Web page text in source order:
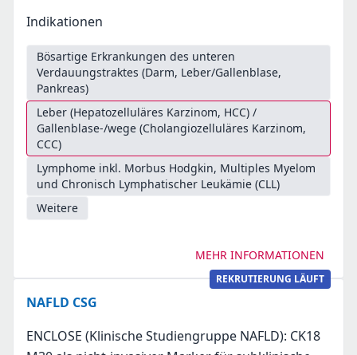
Indikationen
Bösartige Erkrankungen des unteren
Verdauungstraktes (Darm, Leber/Gallenblase,
Pankreas)
Leber (Hepatozelluläres Karzinom, HCC) /
Gallenblase-/wege (Cholangiozelluläres Karzinom,
CCC)
Lymphome inkl. Morbus Hodgkin, Multiples Myelom
und Chronisch Lymphatischer Leukämie (CLL)
Weitere
MEHR INFORMATIONEN
REKRUTIERUNG LÄUFT
NAFLD CSG
ENCLOSE (Klinische Studiengruppe NAFLD): CK18